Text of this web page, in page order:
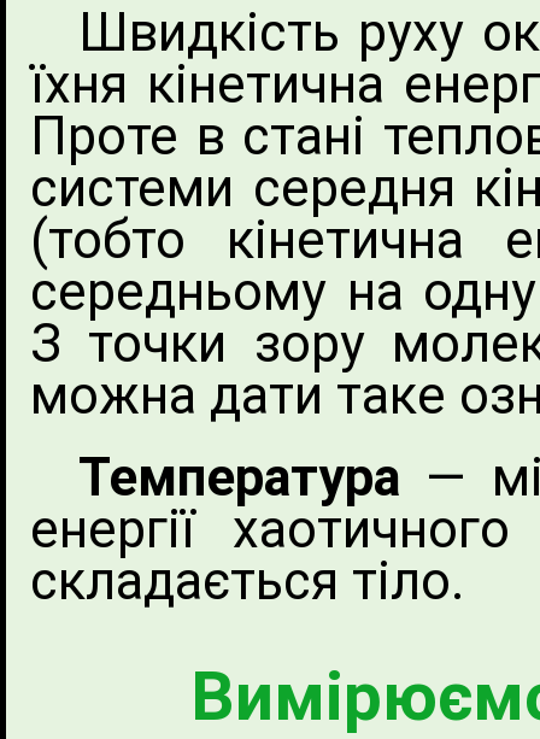
Швидкість руху
їхня кінетична
Проте в стані
системи середня
(тобто кінетична
середньому на
З точки зору
можна дати таке
Температура —
енергії
складається тіло.